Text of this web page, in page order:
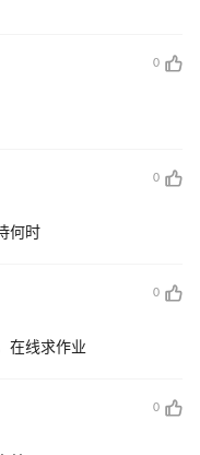
0
0
何时
0
在线求作业
0